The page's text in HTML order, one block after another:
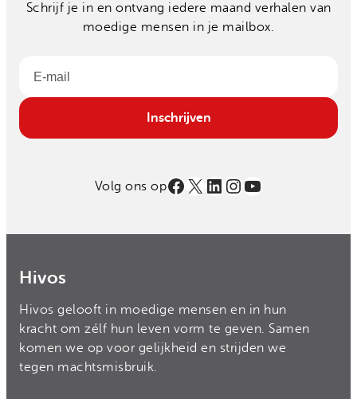
Schrijf je in en ontvang iedere maand verhalen van
moedige mensen in je mailbox.
Email
Inschrijven
Volg ons opFacebook
X LinkedIn
Instagram
YouTube
Hivos
Hivos gelooft in moedige mensen en in hun
kracht om zélf hun leven vorm te geven. Samen
komen we op voor gelijkheid en strijden we
tegen machtsmisbruik.